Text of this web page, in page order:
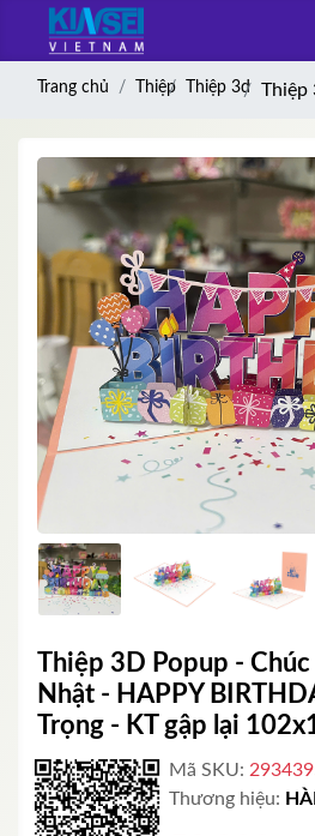
Trang chủ Thiệp Thiệp 3d Thiệp
Thiệp 3D Popup -
Nhật - HAPPY
Trọng - KT gập lại
Mã SKU:
Thương hiệu: